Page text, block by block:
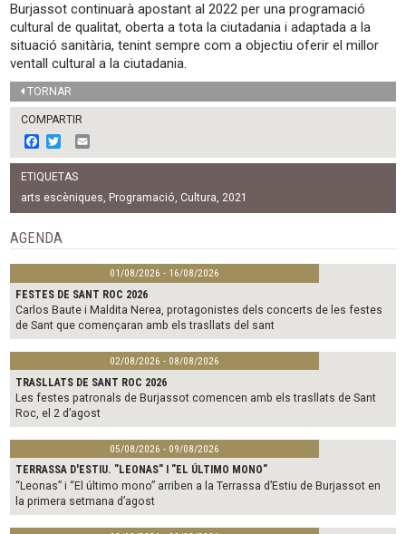
Burjassot continuarà apostant al 2022 per una programació
cultural de qualitat, oberta a tota la ciutadania i adaptada a la
situació sanitària, tenint sempre com a objectiu oferir el millor
ventall cultural a la ciutadania.
TORNAR
COMPARTIR
F
a
c
e
b
o
o
k
w
i
t
t
e
m
l
ETIQUETAS
arts escèniques, Programació, Cultura, 2021
AGENDA
01/08/2026 - 16/08/2026
FESTES DE SANT ROC 2026
Carlos Baute i Maldita Nerea, protagonistes dels concerts de les festes
de Sant que començaran amb els trasllats del sant
02/08/2026 - 08/08/2026
TRASLLATS DE SANT ROC 2026
Les festes patronals de Burjassot comencen amb els trasllats de Sant
Roc, el 2 d’agost
05/08/2026 - 09/08/2026
TERRASSA D'ESTIU. "LEONAS" I "EL ÚLTIMO MONO"
“Leonas” i “El último mono” arriben a la Terrassa d’Estiu de Burjassot en
la primera setmana d’agost